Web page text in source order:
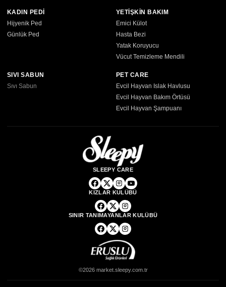
KADIN PEDİ
Hijyenik Ped
Günlük Ped
YETİŞKİN BAKIM
Emici Külot
Hasta Bezi
Yatak Koruyucu
Vücut Temizleme Mendili
SIVI SABUN
Sıvı Sabun
PET CARE
Evcil Hayvan Islak Havlusu
Evcil Hayvan Bakım Örtüsü
Evcil Hayvan Şampuanı
SLEEPY CARE
KIZLAR KULÜBÜ
SINIR TANIMAYANLAR KULÜBÜ
©2026 market.sleepy.com.tr